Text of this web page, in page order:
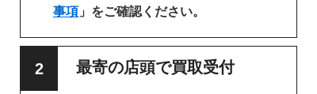
事項 」をご確認ください。
最寄の店頭で買取受付